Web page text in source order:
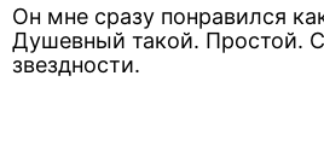
Он мне сразу понравился
Душевный такой. Простой.
звездности.